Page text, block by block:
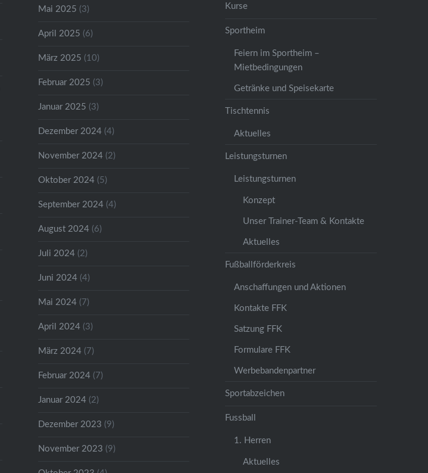
Mai 2025 (3)
April 2025 (6)
März 2025 (10)
Februar 2025 (3)
Januar 2025 (3)
Dezember 2024 (4)
November 2024 (2)
Oktober 2024 (5)
September 2024 (4)
August 2024 (6)
Juli 2024 (2)
Juni 2024 (4)
Mai 2024 (7)
April 2024 (3)
März 2024 (7)
Februar 2024 (7)
Januar 2024 (2)
Dezember 2023 (9)
November 2023 (9)
Kurse
Sportheim
Feiern im Sportheim –
Mietbedingungen
Getränke und Speisekarte
Tischtennis
Aktuelles
Leistungsturnen
Leistungsturnen
Konzept
Unser Trainer-Team & Kontakte
Aktuelles
Fußballförderkreis
Anschaffungen und Aktionen
Kontakte FFK
Satzung FFK
Formulare FFK
Werbebandenpartner
Sportabzeichen
Fussball
1. Herren
Aktuelles